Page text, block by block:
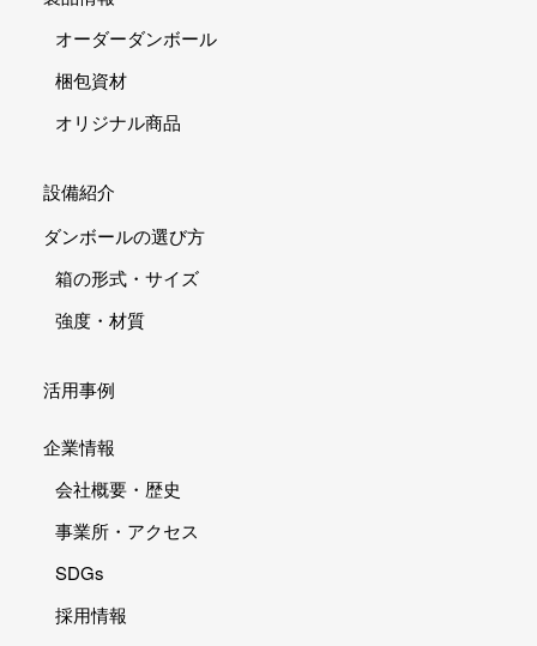
オーダーダンボール
梱包資材
オリジナル商品
設備紹介
ダンボールの選び方
箱の形式・サイズ
強度・材質
活用事例
企業情報
会社概要・歴史
事業所・アクセス
SDGs
採用情報